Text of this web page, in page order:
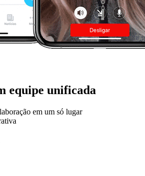
equipe unificada
em um só lugar